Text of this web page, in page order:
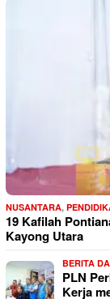
NUSANTARA,
19 Kafilah
Kayong Utara
BERITA
PLN
Kerja